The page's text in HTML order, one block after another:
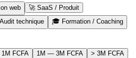
web
🚀 SaaS / Produit
technique
🎓 Formation / Coaching
FCFA 1M — 3M FCFA
> 3M FCFA